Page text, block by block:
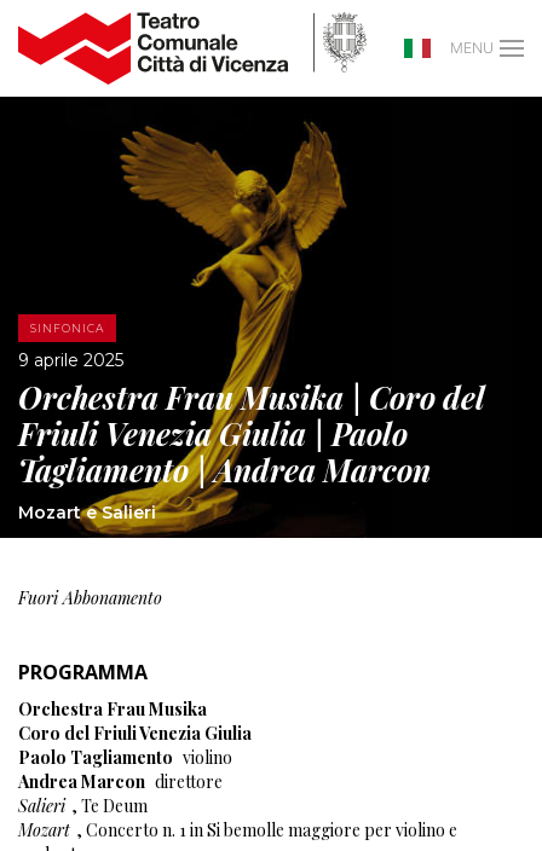
MENU
SINFONICA
9 aprile 2025
Orchestra Frau Musika | Coro del
Friuli Venezia Giulia | Paolo
Tagliamento | Andrea Marcon
Mozart e Salieri
Fuori Abbonamento
PROGRAMMA
Orchestra Frau Musika
Coro del Friuli Venezia Giulia
Paolo Tagliamento violino
Andrea Marcon direttore
Salieri , Te Deum
Mozart , Concerto n. 1 in Si bemolle maggiore per violino e